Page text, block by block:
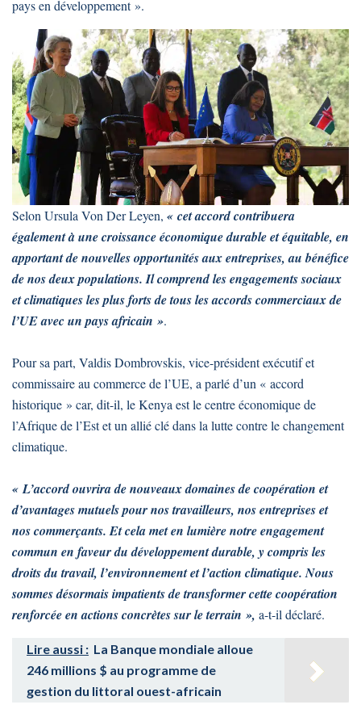
pays en développement ».
Selon Ursula Von Der Leyen, « cet accord contribuera
également à une croissance économique durable et équitable, en
apportant de nouvelles opportunités aux entreprises, au bénéfice
de nos deux populations. Il comprend les engagements sociaux
et climatiques les plus forts de tous les accords commerciaux de
l’UE avec un pays africain ».
Pour sa part, Valdis Dombrovskis, vice-président exécutif et
commissaire au commerce de l’UE, a parlé d’un « accord
historique » car, dit-il, le Kenya est le centre économique de
l’Afrique de l’Est et un allié clé dans la lutte contre le changement
climatique.
« L’accord ouvrira de nouveaux domaines de coopération et
d’avantages mutuels pour nos travailleurs, nos entreprises et
nos commerçants. Et cela met en lumière notre engagement
commun en faveur du développement durable, y compris les
droits du travail, l’environnement et l’action climatique. Nous
sommes désormais impatients de transformer cette coopération
renforcée en actions concrètes sur le terrain », a-t-il déclaré.
Lire aussi : La Banque mondiale alloue
246 millions $ au programme de
gestion du littoral ouest-africain